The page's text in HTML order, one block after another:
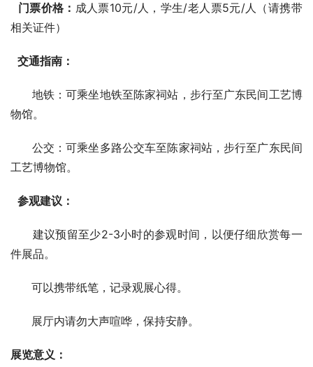
门票价格： 成人票10元/人，学生/老人票5元/人（请携带
相关证件）
交通指南：
物馆。
工艺博物馆。
参观建议：
件展品。
      可以携带纸笔，记录观展心得。
      展厅内请勿大声喧哗，保持安静。
展览意义：